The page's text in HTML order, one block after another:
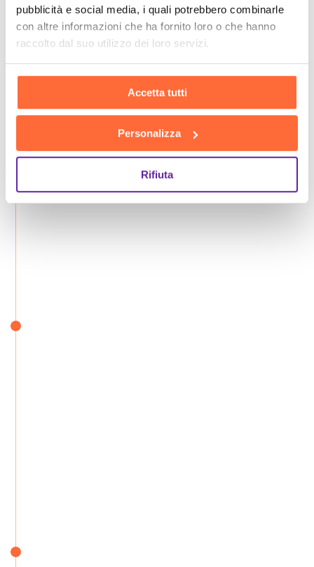
pubblicità e social media, i quali potrebbero combinarle
con altre informazioni che ha fornito loro o che hanno
raccolto dal suo utilizzo dei loro servizi.
Accetta tutti
Personalizza
Rifiuta